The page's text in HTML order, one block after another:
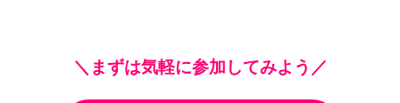
＼まずは気軽に参加してみよう／